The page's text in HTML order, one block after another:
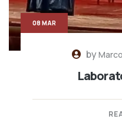
byMarco
08 MAR